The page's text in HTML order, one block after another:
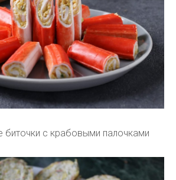
биточки с крабовыми палочками